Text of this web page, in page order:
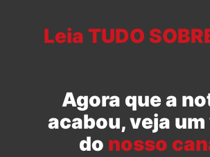
Leia TUDO
Agora que a
acabou, veja
do nosso